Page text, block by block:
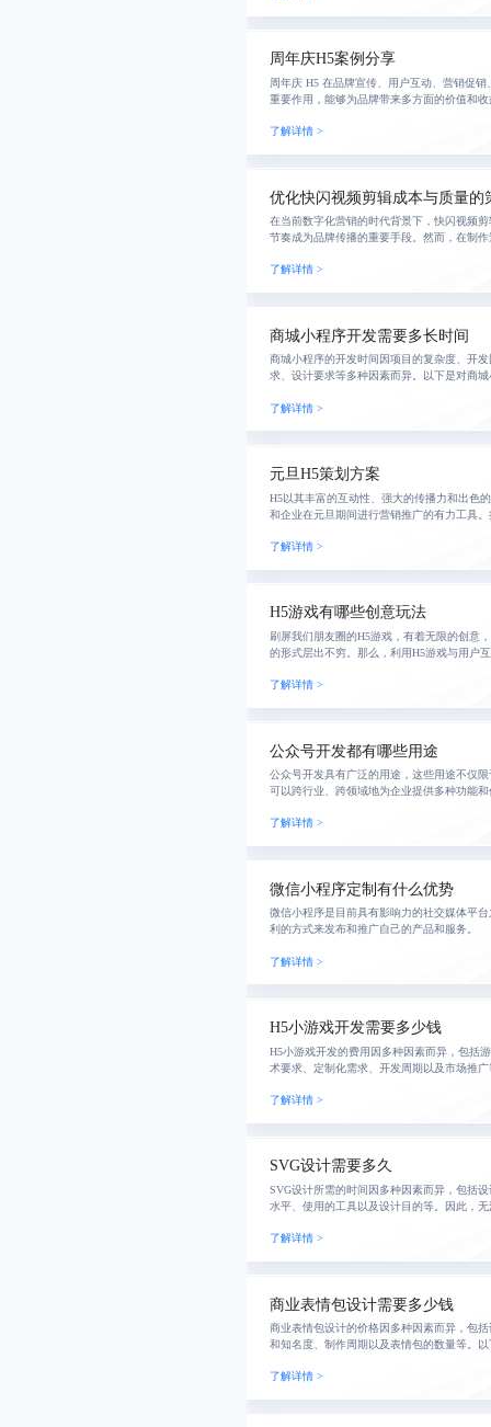
周年庆H5案例分享
周年庆 H5 在品牌宣传、用户互动、营销促
重要作用，能够为品牌带来多方面的价值和
H5
了解详情 >
优化快闪视频剪辑成本与质量的
在当前数字化营销的时代背景下，快闪视频
节奏成为品牌传播的重要手段。然而，在制
议，帮助企
了解详情 >
商城小程序开发需要多长时间
商城小程序的开发时间因项目的复杂度、开
求、设计要求等多种因素而异。以下是对商
了解详情 >
元旦H5策划方案
H5以其丰富的互动性、强大的传播力和出色
和企业在元旦期间进行营销推广的有力工具
了解详情 >
H5游戏有哪些创意玩法
刷屏我们朋友圈的H5游戏，有着无限的创意
的形式层出不穷。那么，利用H5游戏与用户
了解详情 >
公众号开发都有哪些用途
公众号开发具有广泛的用途，这些用途不仅
可以跨行业、跨领域地为企业提供多种功能
了解详情 >
微信小程序定制有什么优势
微信小程序是目前具有影响力的社交媒体平
利的方式来发布和推广自己的产品和服务。
了解详情 >
H5小游戏开发需要多少钱
H5小游戏开发的费用因多种因素而异，包括
术要求、定制化需求、开发周期以及市场推
了解详情 >
SVG设计需要多久
SVG设计所需的时间因多种因素而异，包括
水平、使用的工具以及设计目的等。因此，
了解详情 >
商业表情包设计需要多少钱
商业表情包设计的价格因多种因素而异，包
和知名度、制作周期以及表情包的数量等。
了解详情 >